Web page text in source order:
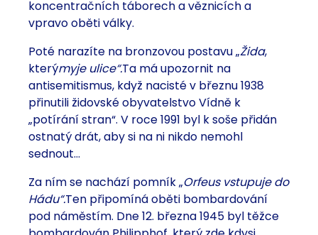
koncentračních táborech a věznicích a
vpravo oběti války.
Poté narazíte na bronzovou postavu „Žida,
kterýmyje ulice“.Ta má upozornit na
antisemitismus, když nacisté v březnu 1938
přinutili židovské obyvatelstvo Vídně k
„potírání stran“. V roce 1991 byl k soše přidán
ostnatý drát, aby si na ni nikdo nemohl
sednout…
Za ním se nachází pomník „Orfeus vstupuje do
Hádu“.Ten připomíná oběti bombardování
pod náměstím. Dne 12. března 1945 byl těžce